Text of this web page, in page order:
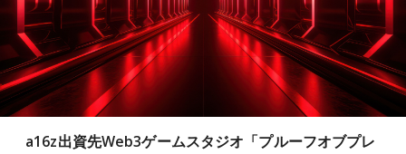
a16z出資先Web3ゲームスタジオ「プルーフオブプレ